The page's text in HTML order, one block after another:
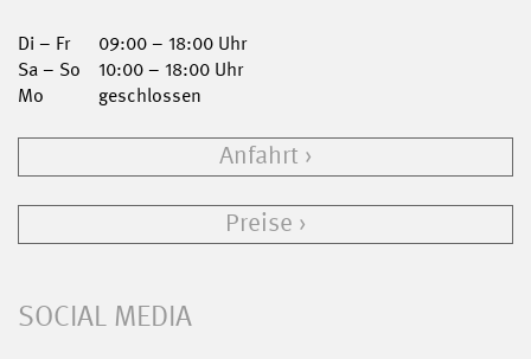
Di – Fr
09:00 – 18:00 Uhr
Sa – So
10:00 – 18:00 Uhr
Mo
geschlossen
Anfahrt
Preise
SOCIAL MEDIA